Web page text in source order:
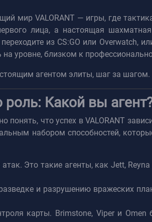
мир VALORANT — игры, где
лица, а настоящая
переходите из CS:GO или
на уровне, близком к
агентом элиты, шаг за шагом.
Какой вы
понять, что успех в VALORANT
набором способностей,
Это такие агенты, как Jett,
и разрушению вражеских
карты. Brimstone, Viper и